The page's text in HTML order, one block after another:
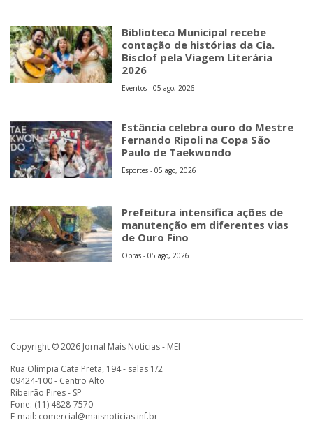
Biblioteca Municipal recebe
contação de histórias da Cia.
Bisclof pela Viagem Literária
2026
Eventos - 05 ago, 2026
Estância celebra ouro do Mestre
Fernando Ripoli na Copa São
Paulo de Taekwondo
Esportes - 05 ago, 2026
Prefeitura intensifica ações de
manutenção em diferentes vias
de Ouro Fino
Obras - 05 ago, 2026
Copyright © 2026 Jornal Mais Noticias - MEI
Rua Olímpia Cata Preta, 194 - salas 1/2
09424-100 - Centro Alto
Ribeirão Pires - SP
Fone: (11) 4828-7570
E-mail: comercial@maisnoticias.inf.br